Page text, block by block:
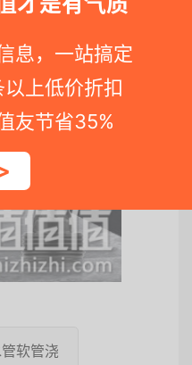
息，一站搞定
上低价折扣
友节省35%
软管浇